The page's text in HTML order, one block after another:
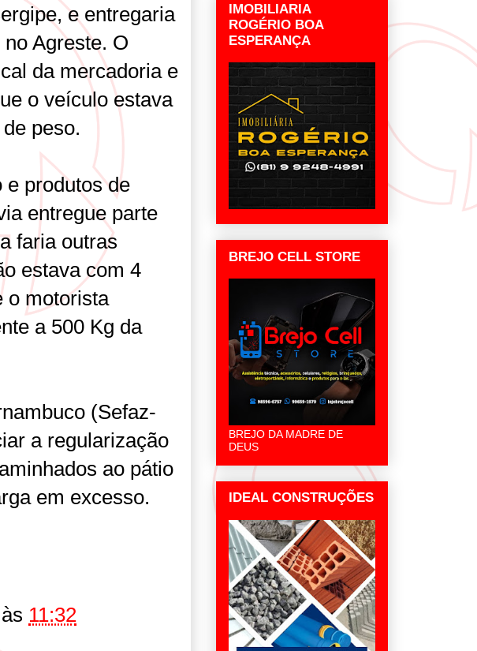
e entregaria
Agreste. O
da mercadoria e
o veículo estava
peso.
e produtos de
entregue parte
faria outras
estava com 4
o motorista
a 500 Kg da
(Sefaz-
a regularização
ao pátio
em excesso.
às 11:32
IMOBILIARIA
ROGÉRIO BOA
ESPERANÇA
BREJO CELL STORE
BREJO DA MADRE DE
DEUS
IDEAL CONSTRUÇÕES